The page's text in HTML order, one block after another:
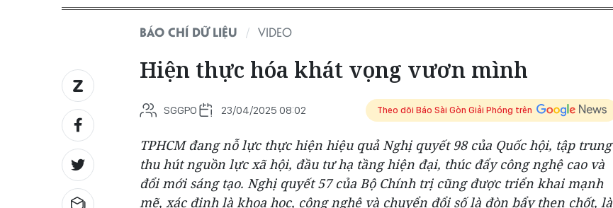
BÁO CHÍ DỮ LIỆU VIDEO
Hiện thực hóa khát vọng vươn mình
SGGPO 23/04/2025 08:02 Theo dõi Báo Sài Gòn Giải Phóng trên
TPHCM đang nỗ lực thực hiện hiệu quả Nghị quyết 98 của Quốc hội, tập trung
thu hút nguồn lực xã hội, đầu tư hạ tầng hiện đại, thúc đẩy công nghệ cao và
đổi mới sáng tạo. Nghị quyết 57 của Bộ Chính trị cũng được triển khai mạnh
mẽ, xác định là khoa học, công nghệ và chuyển đổi số là đòn bẩy then chốt, là